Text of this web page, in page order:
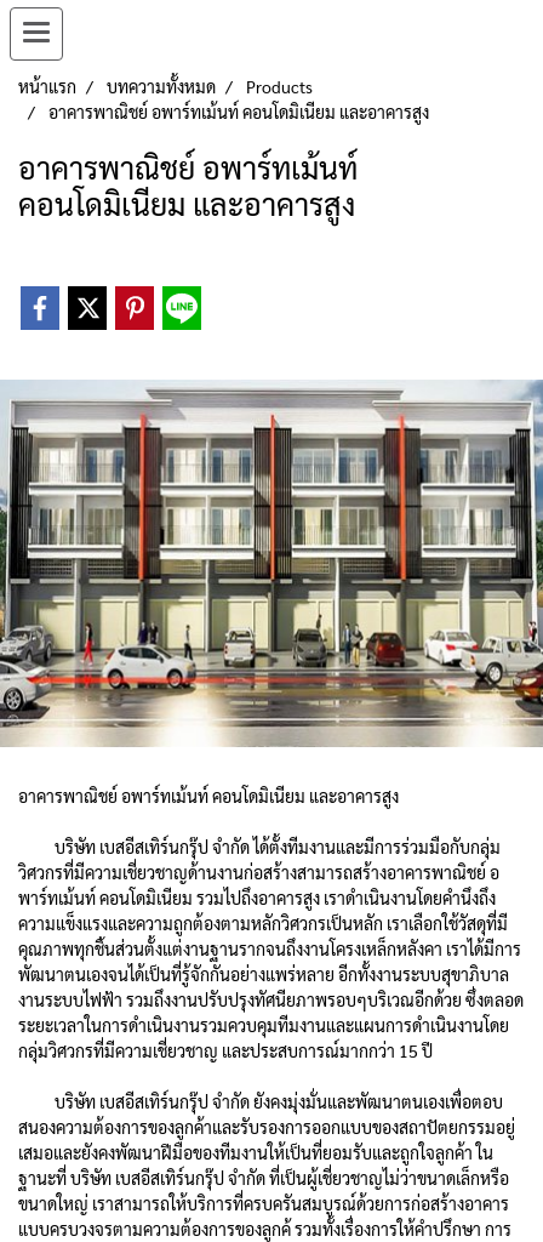
หน้าแรก บทความทั้งหมด
Products
อาคารพาณิชย์ อพาร์ทเม้นท์ คอนโดมิเนียม และอาคารสูง
อาคารพาณิชย์ อพาร์ทเม้นท์
คอนโดมิเนียม และอาคารสูง
อาคารพาณิชย์ อพาร์ทเม้นท์ คอนโดมิเนียม และอาคารสูง
บริษัท เบสอีสเทิร์นกรุ๊ป จำกัด ได้ตั้งทีมงานและมีการร่วมมือกับกลุ่ม
วิศวกรที่มีความเชี่ยวชาญด้านงานก่อสร้างสามารถสร้างอาคารพาณิชย์ อ
พาร์ทเม้นท์ คอนโดมิเนียม รวมไปถึงอาคารสูง เราดำเนินงานโดยคำนึงถึง
ความแข็งแรงและความถูกต้องตามหลักวิศวกรเป็นหลัก เราเลือกใช้วัสดุที่มี
คุณภาพทุกชิ้นส่วนตั้งแต่งานฐานรากจนถึงงานโครงเหล็กหลังคา เราได้มีการ
พัฒนาตนเองจนได้เป็นที่รู้จักกันอย่างแพร่หลาย อีกทั้งงานระบบสุขาภิบาล
งานระบบไฟฟ้า รวมถึงงานปรับปรุงทัศนียภาพรอบๆบริเวณอีกด้วย ซึ่งตลอด
ระยะเวลาในการดำเนินงานรวมควบคุมทีมงานและแผนการดำเนินงานโดย
กลุ่มวิศวกรที่มีความเชี่ยวชาญ และประสบการณ์มากกว่า 15 ปี
บริษัท เบสอีสเทิร์นกรุ๊ป จำกัด ยังคงมุ่งมั่นและพัฒนาตนเองเพื่อตอบ
สนองความต้องการของลูกค้าและรับรองการออกแบบของสถาปัตยกรรมอยู่
เสมอและยังคงพัฒนาฝีมือของทีมงานให้เป็นที่ยอมรับและถูกใจลูกค้า ใน
ฐานะที่ บริษัท เบสอีสเทิร์นกรุ๊ป จำกัด ที่เป็นผู้เชี่ยวชาญไม่ว่าขนาดเล็กหรือ
ขนาดใหญ่ เราสามารถให้บริการที่ครบครันสมบูรณ์ด้วยการก่อสร้างอาคาร
แบบครบวงจรตามความต้องการของลูกค้ รวมทั้งเรื่องการให้คำปรึกษา การ